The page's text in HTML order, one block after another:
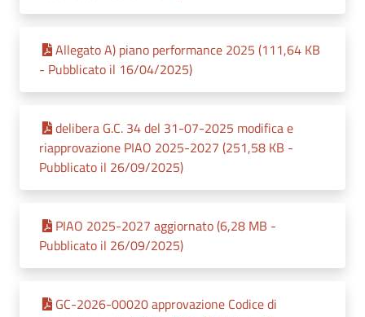
Allegato A) piano performance 2025 (111,64 KB
- Pubblicato il 16/04/2025)
delibera G.C. 34 del 31-07-2025 modifica e
riapprovazione PIAO 2025-2027 (251,58 KB -
Pubblicato il 26/09/2025)
PIAO 2025-2027 aggiornato (6,28 MB -
Pubblicato il 26/09/2025)
GC-2026-00020 approvazione Codice di